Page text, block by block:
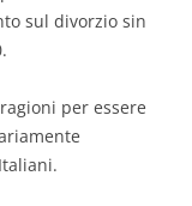
sul divorzio sin
per essere